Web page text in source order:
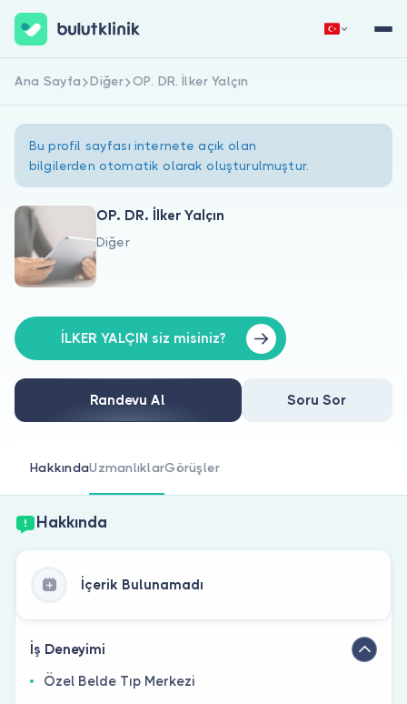
Hakkımızda
Doktorlar için
Doktor musunuz?
Hemen Kaydol
Ana Sayfa Diğer OP. DR. İlker Yalçın
Bu profil sayfası internete açık olan
bilgilerden otomatik olarak oluşturulmuştur.
OP. DR. İlker Yalçın
Diğer
İLKER YALÇIN siz misiniz?
Randevu Al Soru Sor
HakkındaUzmanlıklarGörüşler
Hakkında
İçerik Bulunamadı
İş Deneyimi
Özel Belde Tıp Merkezi